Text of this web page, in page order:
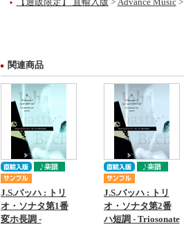
【通販限定】 直輸入版 > Advance Music>
関連商品
J.S.バッハ : トリ
オ・ソナタ第1番
変ホ長調 -
J.S.バッハ : トリ
オ・ソナタ第2番
ハ短調 - Triosonate